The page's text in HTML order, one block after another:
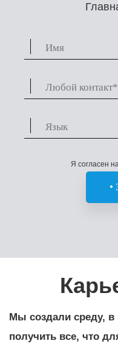
Я согласен
Мы создали среду,
получить все, что